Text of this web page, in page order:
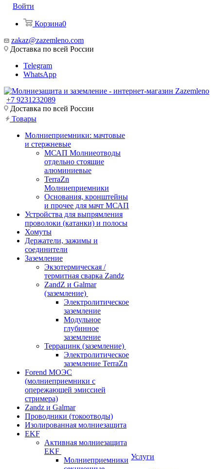
Войти
Корзина0
zakaz@zazemleno.com
Доставка по всей России
Telegram
WhatsApp
+7 9231232089
Доставка по всей России
Товары
Молниеприемники: мачтовые
и стержневые
МСАП Молниеотводы
отдельно стоящие
алюминиевые
TerraZn
Молниеприемники
Основания, кронштейны
и прочее для мачт МСАП
Устройства для выпрямления
проволоки (катанки) и полосы
Хомуты
Держатели, зажимы и
соединители
Заземление
Экзотермическая /
термитная сварка Zandz
ZandZ и Galmar
(заземление)
Электролитическое
заземление
Модульное
глубинное
заземление
Террацинк (заземление)
Электролитическое
заземление TerraZn
Forend МОЭС
(молниеприемники с
опережающей эмиссией
стримера)
Zandz и Galmar
Проводники (токоотводы)
Изолированная молниезащита
EKF
Активная молниезащита
EKF
Молниеприемники Услуги